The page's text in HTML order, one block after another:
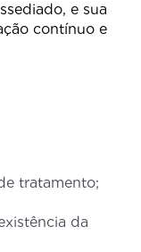
e sua
contínuo e
tratamento;
da